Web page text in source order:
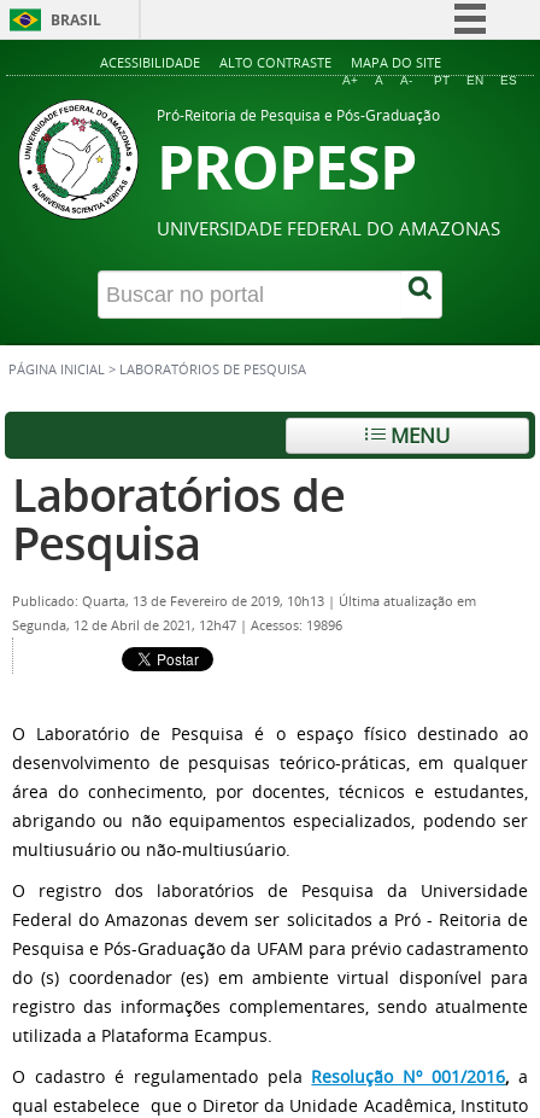
BRASIL
Simplifique!
Acesso à informação
ACESSIBILIDADE ALTO CONTRASTE MAPA DO SITE
A+ A A- PT EN ES
Pró-Reitoria de Pesquisa e Pós-Graduação
PROPESP
UNIVERSIDADE FEDERAL DO AMAZONAS
PÁGINA INICIAL > LABORATÓRIOS DE PESQUISA
MENU
Laboratórios de
Pesquisa
Publicado: Quarta, 13 de Fevereiro de 2019, 10h13 | Última atualização em
Segunda, 12 de Abril de 2021, 12h47 | Acessos: 19896
O Laboratório de Pesquisa é o espaço físico destinado ao
desenvolvimento de pesquisas teórico-práticas, em qualquer
área do conhecimento, por docentes, técnicos e estudantes,
abrigando ou não equipamentos especializados, podendo ser
multiusuário ou não-multiusúario.
O registro dos laboratórios de Pesquisa da Universidade
Federal do Amazonas devem ser solicitados a Pró - Reitoria de
Pesquisa e Pós-Graduação da UFAM para prévio cadastramento
do (s) coordenador (es) em ambiente virtual disponível para
registro das informações complementares, sendo atualmente
utilizada a Plataforma Ecampus.
O cadastro é regulamentado pela Resolução Nº 001/2016, a
qual estabelece que o Diretor da Unidade Acadêmica, Instituto